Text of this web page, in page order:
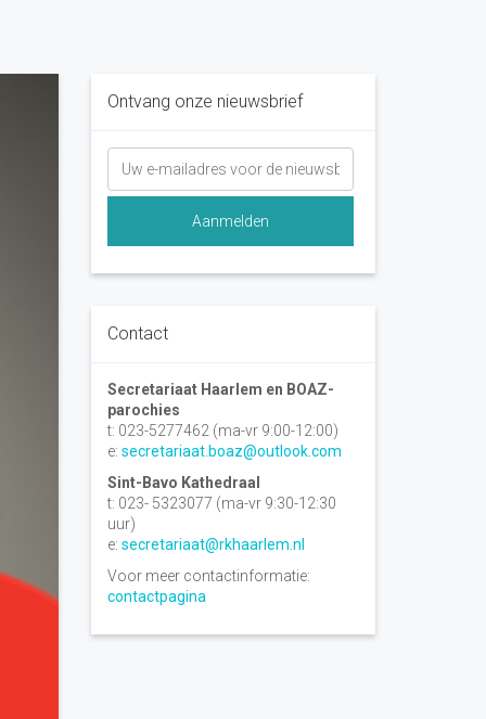
Ontvang onze nieuwsbrief
Contact
Secretariaat Haarlem en BOAZ-
parochies
t: 023-5277462 (ma-vr 9:00-12:00)
e: secretariaat.boaz@outlook.com
Sint-Bavo Kathedraal
t: 023- 5323077 (ma-vr 9:30-12:30
uur)
e: secretariaat@rkhaarlem.nl
Voor meer contactinformatie:
contactpagina